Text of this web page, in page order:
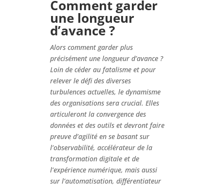
Comment garder
une longueur
d’avance ?
Alors comment garder plus
précisément une longueur d’avance ?
Loin de céder au fatalisme et pour
relever le défi des diverses
turbulences actuelles, le dynamisme
des organisations sera crucial. Elles
articuleront la convergence des
données et des outils et devront faire
preuve d’agilité en se basant sur
l’observabilité, accélérateur de la
transformation digitale et de
l’expérience numérique, mais aussi
sur l’automatisation, différentiateur